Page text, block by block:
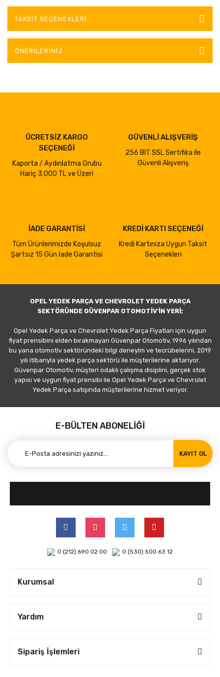
TAKSIT SEÇENEKLERI
ÖNERILERINIZ
ÜCRETSİZ KARGO
SEÇENEĞİ
Kaporta / Aydınlatma Grubu
Hariç 3.000 TL ve Üzeri
GÜVENLİ ALIŞVERİŞ
256 BIT SSL Sertifika ile
Güvenli Alışveriş
İADE GARANTİSİ
Tüm Ürünlerimizde Koşulsuz
Şartsız 15 Gün İade Garantisi
KREDİ KARTI SEÇENEĞİ
Kredi Kartınıza Uygun Taksit
Seçenekleri
OPEL YEDEK PARÇA VE CHEVROLET YEDEK PARÇA
SEKTÖRÜNDE GÜVENPAR OTOMOTİV'İN YERİ;
Opel Yedek Parça ve Chevrolet Yedek Parça Fiyatları için uygun
fiyat prensibini elden bırakmayan Güvenpar Otomotiv, 1996 yılından
bu yana otomotiv sektöründeki bilgi deneyim ve tecrübelerini, 2019
yılı itibarıyla yedek parça sektörü ile müşterilerine aktarıyor.
Güvenpar Otomotiv, müşteri odaklı çalışma disiplini, gerçek stok
yapısı ve uygun fiyat prensibi ile Opel Yedek Parça ve Chevrolet
Yedek Parça satışında müşterilerine hizmet veriyor.
E-BÜLTEN ABONELİĞİ
KAYIT OL
0 (212) 690 02 00 0 (530) 500 63 12
Kurumsal
Yardım
Sipariş İşlemleri